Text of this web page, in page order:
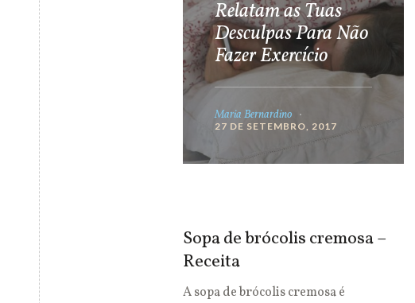
Relatam as Tuas
Desculpas Para Não
Fazer Exercício
Maria Bernardino
27 DE SETEMBRO, 2017
Sopa de brócolis cremosa –
Receita
A sopa de brócolis cremosa é